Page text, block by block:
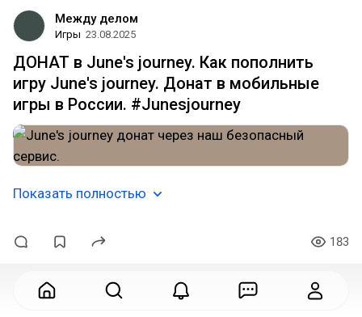
Между делом
Игры 23.08.2025
ДОНАТ в June's journey. Как пополнить
игру June's journey. Донат в мобильные
игры в России. #Junesjourney
Показать полностью
183